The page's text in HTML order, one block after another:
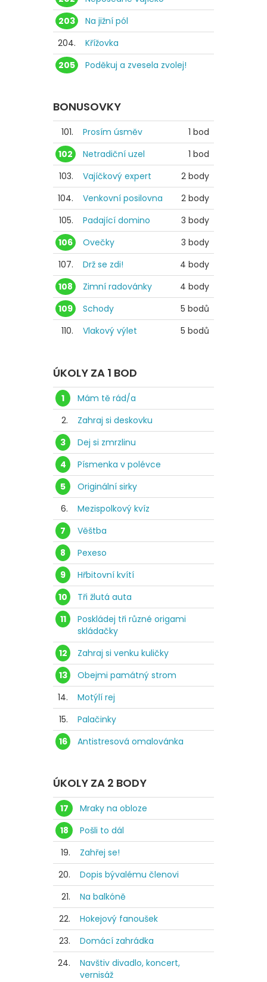
203
Na jižní pól
204.
Křížovka
205
Poděkuj a zvesela zvolej!
BONUSOVKY
101. Prosím úsměv
1 bod
102
Netradiční uzel
1 bod
103.
Vajíčkový expert
2 body
104.
Venkovní posilovna
2 body
105.
Padající domino
3 body
106
Ovečky
3 body
107.
Drž se zdi!
4 body
108
Zimní radovánky
4 body
109
Schody
5 bodů
110.
Vlakový výlet 5 bodů
ÚKOLY ZA 1 BOD
1
Mám tě rád/a
2.
Zahraj si deskovku
3
Dej si zmrzlinu
4
Písmenka v polévce
5
Originální sirky
6.
Mezispolkový kvíz
7
Věštba
8
Pexeso
9
Hřbitovní kvítí
10
Tři žlutá auta
11
Poskládej tři různé origami
skládačky
12
Zahraj si venku kuličky
13
Obejmi památný strom
14.
Motýlí rej
15.
Palačinky
16
Antistresová omalovánka
ÚKOLY ZA 2 BODY
17
Mraky na obloze
18
Pošli to dál
19.
Zahřej se!
20.
Dopis bývalému členovi
21.
Na balkóně
22.
Hokejový fanoušek
23.
Domácí zahrádka
24.
Navštiv divadlo, koncert,
vernisáž